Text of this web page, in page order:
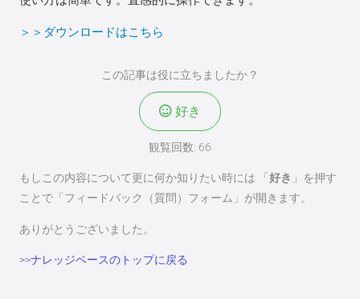
＞＞ダウンロードはこちら
この記事は役に立ちましたか？
好き
観覧回数: 66
もしこの内容について更に何か知りたい時には 「 好き 」を押す
ことで「フィードバック（質問）フォーム」が開きます。
ありがとうございました。
>>ナレッジベースのトップに戻る